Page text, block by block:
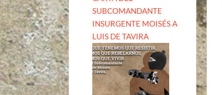
SUBCOMANDANTE
INSURGENTE MOISÉS A
LUIS DE TAVIRA